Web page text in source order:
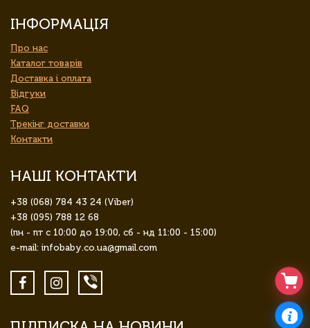
ІНФОРМАЦІЯ
Про нас
Каталог товарів
Доставка і оплата
Відгуки
FAQ
Трекінг доставки
Контакти
НАШІ КОНТАКТИ
+38 (068) 784 43 24 (Viber)
+38 (095) 788 12 68
(пн - пт с 10:00 до 19:00, сб - нд 11:00 - 15:00)
e-mail: infobaby.co.ua@gmail.com